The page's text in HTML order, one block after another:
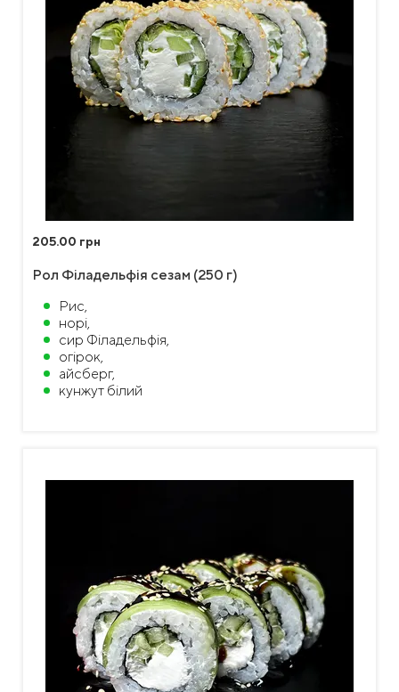
205.00 грн
Рол Філадельфія сезам (250 г)
Рис,
норі,
сир Філадельфія,
огірок,
айсберг,
кунжут білий